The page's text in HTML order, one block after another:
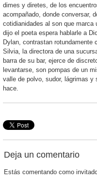
dimes y diretes, de los
acompañado, donde conversar,
cotidianidades al son que marca
dijo el poeta espera hablarle a
Dylan, contrastan rotundamente
Silvia, la directora de una
barra de su bar, ejerce de
levantarse, son pompas de un
valle de polvo, sudor, lágrimas
hace.
Deja un comentario
Estás comentando como